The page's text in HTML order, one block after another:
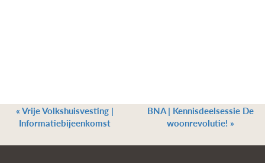
«Vrije Volkshuisvesting |
Informatiebijeenkomst
BNA | Kennisdeelsessie De
woonrevolutie! »